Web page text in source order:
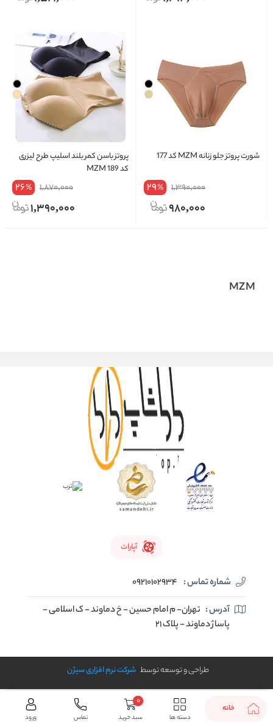
شورت پروتز جلو زنانه MZM کد 177
1,390,000
29%
980,000
پروتز باسن کمر بلند اسلیپ طرح لیزری
کد MZM 189
1,870,000
26%
1,390,000
MZM
آپارات
شماره تماس : 09210102934
آدرس : تهران- م امام حسین - خ دماوند - ک اسلامی -
پاساژ دماوند - پلاک 21
طراحی و توسعه توسط شرکت نرم افزاری سیژن
خانه
دسته ها سبد خرید
0
تماس ورود